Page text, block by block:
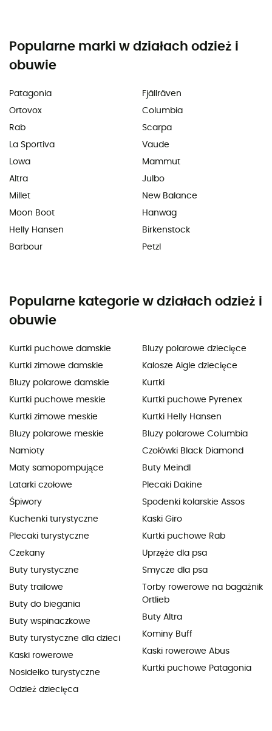
Popularne marki w działach odzież i
obuwie
Patagonia
Ortovox
Rab
La Sportiva
Lowa
Altra
Millet
Moon Boot
Helly Hansen
Barbour
Fjällräven
Columbia
Scarpa
Vaude
Mammut
Julbo
New Balance
Hanwag
Birkenstock
Petzl
Popularne kategorie w działach odzież i
obuwie
Kurtki puchowe damskie
Kurtki zimowe damskie
Bluzy polarowe damskie
Kurtki puchowe meskie
Kurtki zimowe meskie
Bluzy polarowe meskie
Namioty
Maty samopompujące
Latarki czołowe
Śpiwory
Kuchenki turystyczne
Plecaki turystyczne
Czekany
Buty turystyczne
Buty trailowe
Buty do biegania
Buty wspinaczkowe
Buty turystyczne dla dzieci
Kaski rowerowe
Nosidełko turystyczne
Odzież dziecięca
Bluzy polarowe dziecięce
Kalosze Aigle dziecięce
Kurtki
Kurtki puchowe Pyrenex
Kurtki Helly Hansen
Bluzy polarowe Columbia
Czołówki Black Diamond
Buty Meindl
Plecaki Dakine
Spodenki kolarskie Assos
Kaski Giro
Kurtki puchowe Rab
Uprzęże dla psa
Smycze dla psa
Torby rowerowe na bagażnik
Ortlieb
Buty Altra
Kominy Buff
Kaski rowerowe Abus
Kurtki puchowe Patagonia